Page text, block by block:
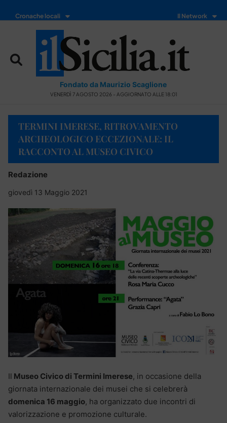
Cronache locali Il Network
Fondato da Maurizio Scaglione
VENERDÌ 7 AGOSTO 2026 - AGGIORNATO ALLE 18:01
TERMINI IMERESE, RITROVAMENTO
ARCHEOLOGICO ECCEZIONALE: IL
RACCONTO AL MUSEO CIVICO
Redazione
giovedì 13 Maggio 2021
Il Museo Civico di Termini Imerese, in occasione della
giornata internazionale dei musei che si celebrerà
domenica 16 maggio, ha organizzato due incontri di
valorizzazione e promozione culturale.